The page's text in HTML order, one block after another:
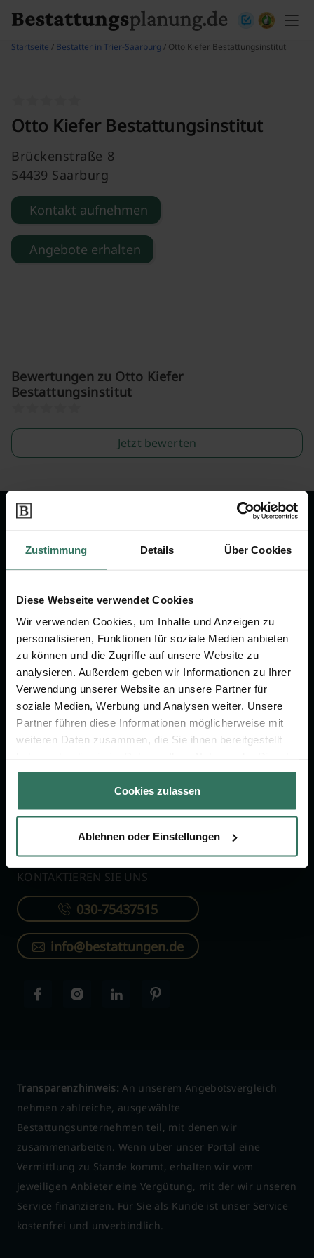
Zustimmung Details Über Cookies
Diese Webseite verwendet Cookies
Wir verwenden Cookies, um Inhalte und Anzeigen zu
personalisieren, Funktionen für soziale Medien anbieten
zu können und die Zugriffe auf unsere Website zu
analysieren. Außerdem geben wir Informationen zu Ihrer
Verwendung unserer Website an unsere Partner für
soziale Medien, Werbung und Analysen weiter. Unsere
Partner führen diese Informationen möglicherweise mit
weiteren Daten zusammen, die Sie ihnen bereitgestellt
gesammelt haben.
Cookies zulassen
Ablehnen oder Einstellungen
Startseite / Bestatter in Trier-Saarburg / Otto Kiefer Bestattungsinstitut
Otto Kiefer Bestattungsinstitut
Brückenstraße 8
54439 Saarburg
Kontakt aufnehmen
Angebote erhalten
Bewertungen zu Otto Kiefer
Bestattungsinstitut
Jetzt bewerten
um das Thema Bestattung &
Vorsorge.
FÜR SIE
Vergleich
Ratgeber
Verzeichnis
Für Bestatter
FÜR BESTATTER
Online-Portal
Kostenlos registrieren
KONTAKTIEREN SIE UNS
030-75437515
info@bestattungen.de
Transparenzhinweis: An unserem Angebotsvergleich
nehmen zahlreiche, ausgewählte
Bestattungsunternehmen teil, mit denen wir
zusammenarbeiten. Wenn über unser Portal eine
Vermittlung zu Stande kommt, erhalten wir vom
jeweiligen Anbieter eine Vergütung, mit der wir unseren
Service finanzieren. Für Sie als Kunde ist unser Service
kostenfrei und unverbindlich.